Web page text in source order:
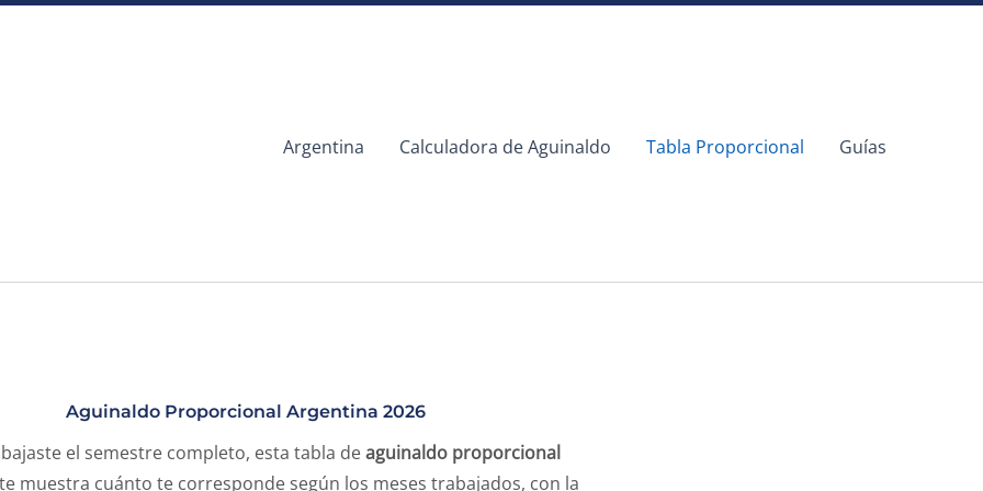
Argentina Calculadora de Aguinaldo Tabla Proporcional Guías
Aguinaldo Proporcional Argentina 2026
el semestre completo, esta tabla deaguinaldo proporcional
muestra cuánto te corresponde según los meses trabajados, con la